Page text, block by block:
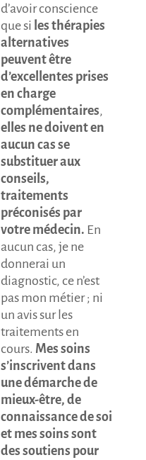
d’avoir conscience
que si les thérapies
alternatives
peuvent être
d’excellentes prises
en charge
complémentaires,
elles ne doivent en
aucun cas se
substituer aux
conseils,
traitements
préconisés par
votre médecin. En
aucun cas, je ne
donnerai un
diagnostic, ce n’est
pas mon métier ; ni
un avis sur les
traitements en
cours. Mes soins
s’inscrivent dans
une démarche de
mieux-être, de
connaissance de soi
et mes soins sont
des soutiens pour